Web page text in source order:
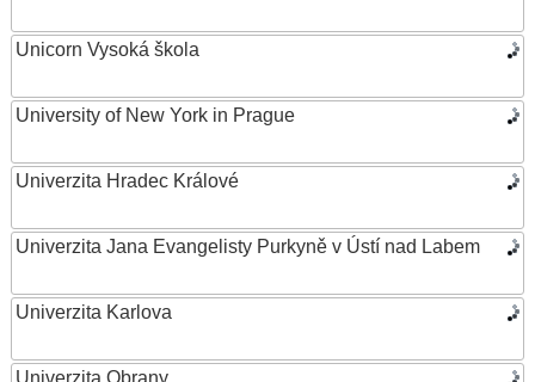
Unicorn Vysoká škola
University of New York in Prague
Univerzita Hradec Králové
Univerzita Jana Evangelisty Purkyně v Ústí nad Labem
Univerzita Karlova
Univerzita Obrany